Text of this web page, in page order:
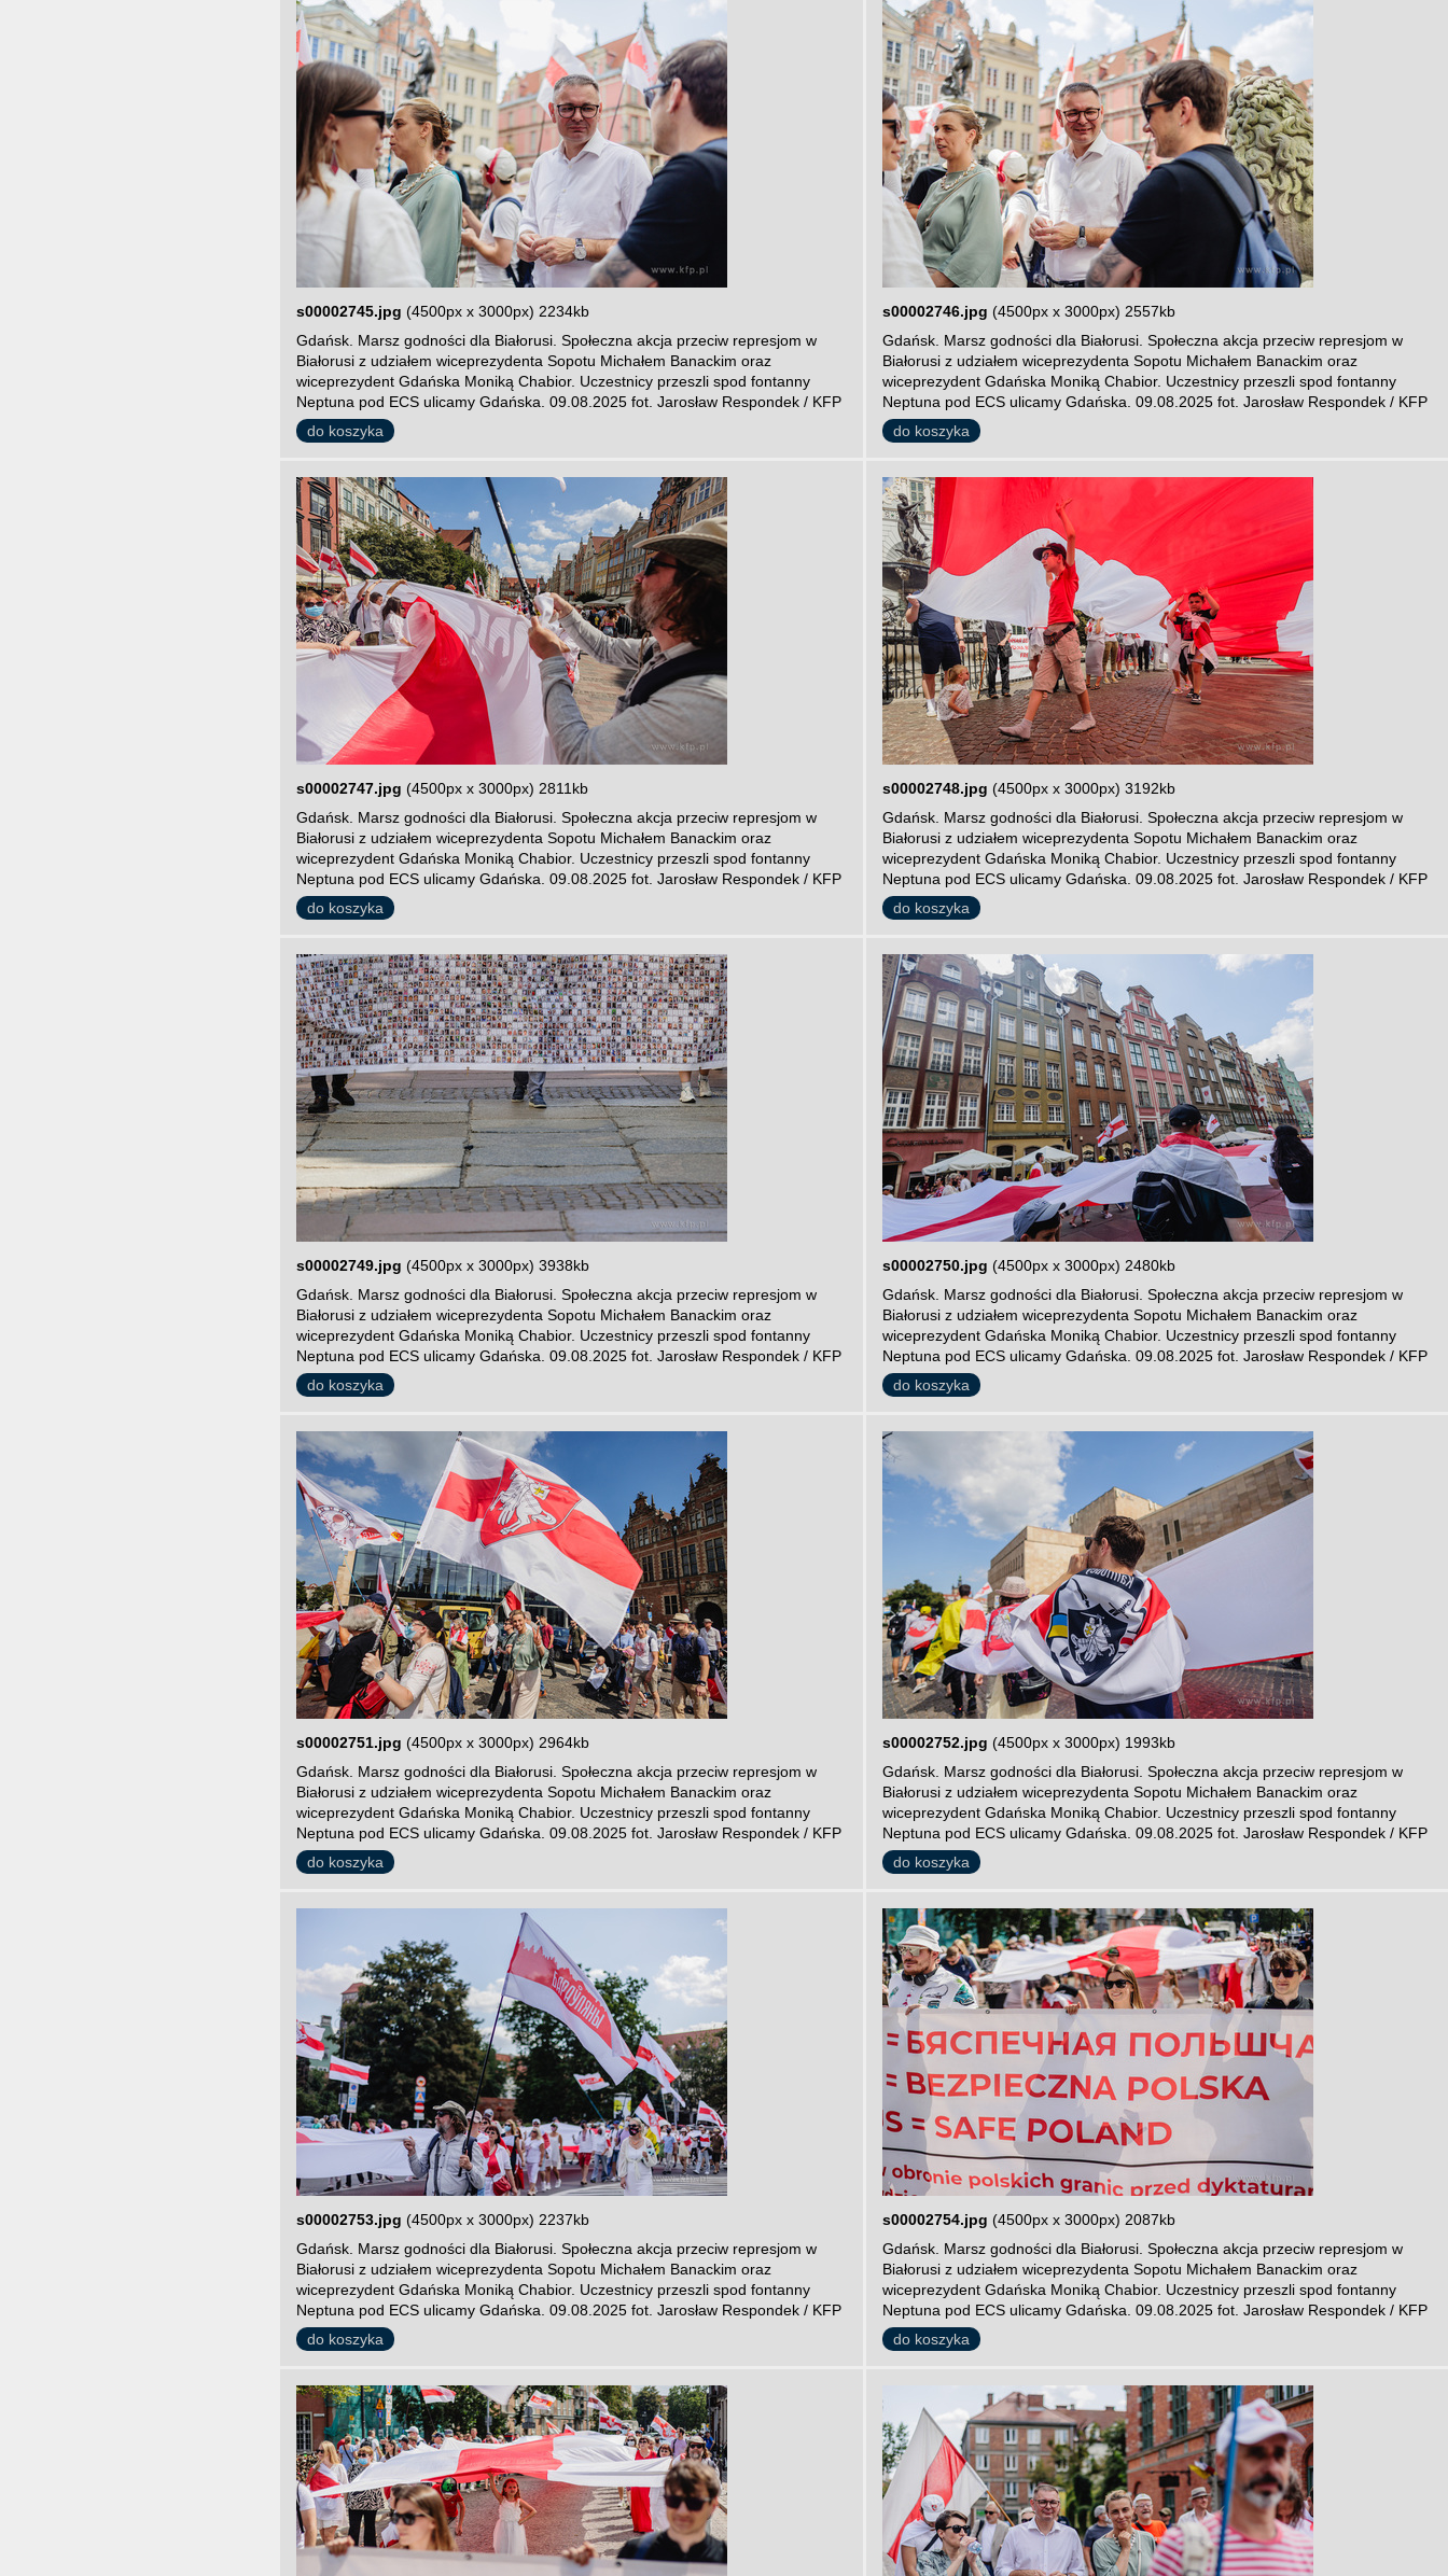
s00002745.jpg (4500px x 3000px) 2234kb
Gdańsk. Marsz godności dla Białorusi. Społeczna akcja przeciw represjom w
Białorusi z udziałem wiceprezydenta Sopotu Michałem Banackim oraz
wiceprezydent Gdańska Moniką Chabior. Uczestnicy przeszli spod fontanny
Neptuna pod ECS ulicamy Gdańska. 09.08.2025 fot. Jarosław Respondek / KFP
do koszyka
s00002746.jpg (4500px x 3000px) 2557kb
Gdańsk. Marsz godności dla Białorusi. Społeczna akcja przeciw represjom w
Białorusi z udziałem wiceprezydenta Sopotu Michałem Banackim oraz
wiceprezydent Gdańska Moniką Chabior. Uczestnicy przeszli spod fontanny
Neptuna pod ECS ulicamy Gdańska. 09.08.2025 fot. Jarosław Respondek / KFP
do koszyka
s00002747.jpg (4500px x 3000px) 2811kb
Gdańsk. Marsz godności dla Białorusi. Społeczna akcja przeciw represjom w
Białorusi z udziałem wiceprezydenta Sopotu Michałem Banackim oraz
wiceprezydent Gdańska Moniką Chabior. Uczestnicy przeszli spod fontanny
Neptuna pod ECS ulicamy Gdańska. 09.08.2025 fot. Jarosław Respondek / KFP
do koszyka
s00002748.jpg (4500px x 3000px) 3192kb
Gdańsk. Marsz godności dla Białorusi. Społeczna akcja przeciw represjom w
Białorusi z udziałem wiceprezydenta Sopotu Michałem Banackim oraz
wiceprezydent Gdańska Moniką Chabior. Uczestnicy przeszli spod fontanny
Neptuna pod ECS ulicamy Gdańska. 09.08.2025 fot. Jarosław Respondek / KFP
do koszyka
s00002749.jpg (4500px x 3000px) 3938kb
Gdańsk. Marsz godności dla Białorusi. Społeczna akcja przeciw represjom w
Białorusi z udziałem wiceprezydenta Sopotu Michałem Banackim oraz
wiceprezydent Gdańska Moniką Chabior. Uczestnicy przeszli spod fontanny
Neptuna pod ECS ulicamy Gdańska. 09.08.2025 fot. Jarosław Respondek / KFP
do koszyka
s00002750.jpg (4500px x 3000px) 2480kb
Gdańsk. Marsz godności dla Białorusi. Społeczna akcja przeciw represjom w
Białorusi z udziałem wiceprezydenta Sopotu Michałem Banackim oraz
wiceprezydent Gdańska Moniką Chabior. Uczestnicy przeszli spod fontanny
Neptuna pod ECS ulicamy Gdańska. 09.08.2025 fot. Jarosław Respondek / KFP
do koszyka
s00002751.jpg (4500px x 3000px) 2964kb
Gdańsk. Marsz godności dla Białorusi. Społeczna akcja przeciw represjom w
Białorusi z udziałem wiceprezydenta Sopotu Michałem Banackim oraz
wiceprezydent Gdańska Moniką Chabior. Uczestnicy przeszli spod fontanny
Neptuna pod ECS ulicamy Gdańska. 09.08.2025 fot. Jarosław Respondek / KFP
do koszyka
s00002752.jpg (4500px x 3000px) 1993kb
Gdańsk. Marsz godności dla Białorusi. Społeczna akcja przeciw represjom w
Białorusi z udziałem wiceprezydenta Sopotu Michałem Banackim oraz
wiceprezydent Gdańska Moniką Chabior. Uczestnicy przeszli spod fontanny
Neptuna pod ECS ulicamy Gdańska. 09.08.2025 fot. Jarosław Respondek / KFP
do koszyka
s00002753.jpg (4500px x 3000px) 2237kb
Gdańsk. Marsz godności dla Białorusi. Społeczna akcja przeciw represjom w
Białorusi z udziałem wiceprezydenta Sopotu Michałem Banackim oraz
wiceprezydent Gdańska Moniką Chabior. Uczestnicy przeszli spod fontanny
Neptuna pod ECS ulicamy Gdańska. 09.08.2025 fot. Jarosław Respondek / KFP
do koszyka
s00002754.jpg (4500px x 3000px) 2087kb
Gdańsk. Marsz godności dla Białorusi. Społeczna akcja przeciw represjom w
Białorusi z udziałem wiceprezydenta Sopotu Michałem Banackim oraz
wiceprezydent Gdańska Moniką Chabior. Uczestnicy przeszli spod fontanny
Neptuna pod ECS ulicamy Gdańska. 09.08.2025 fot. Jarosław Respondek / KFP
do koszyka